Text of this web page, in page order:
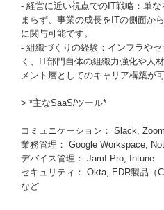
- 経営に近い視点でのIT戦略：単
まらず、事業の成長をITの側面か
に関与可能です。
- 組織づくりの経験：インフラや
く、IT部門自体の組織力強化や人
メント層としてのキャリア構築が可
> *主なSaaS/ツール*
コミュニケーション： Slack, Zoom
業務管理： Google Workspace,
デバイス管理： Jamf Pro, Intune
セキュリティ： Okta, EDR製品（
など